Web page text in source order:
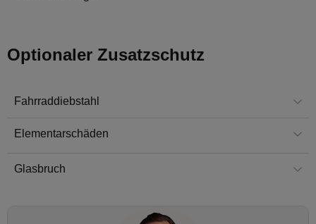
Optionaler Zusatzschutz
Fahrraddiebstahl
Elementarschäden
Glasbruch